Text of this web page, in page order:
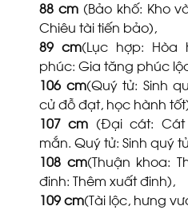
88 cm(Bảo khố: Kho
Chiêu tài tiến bảo),
89 cm(Lục hợp: Hòa
phúc: Gia tăng phúc
106cm(Quý tử: Sinh
cử đỗ đạt, học hành
107 cm (Đại cát:
mắn. Quý tử: Sinh quý
108 cm(Thuận khoa:
đinh: Thêm xuất đinh),
109cm(Tài lộc, hưng